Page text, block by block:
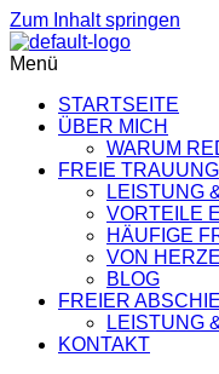
Zum Inhalt springen
Menü
STARTSEITE
ÜBER MICH
WARUM
FREIE TRAUUNG
LEISTUNG
VORTEILE
HÄUFIGE
VON
BLOG
FREIER
LEISTUNG
KONTAKT
Get 30% off your